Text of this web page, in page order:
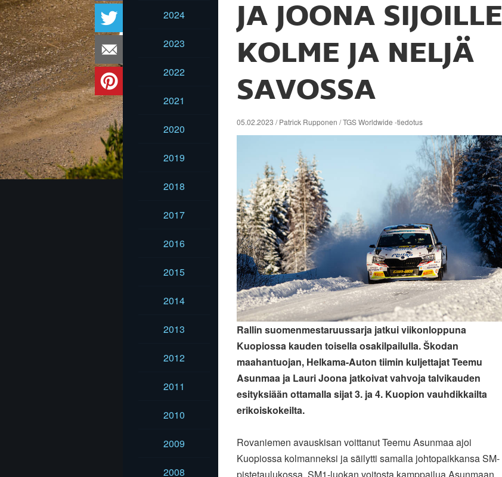
2024
2023
2022
2021
2020
2019
2018
2017
2016
2015
2014
2013
2012
2011
2010
2009
2008
JA JOONA SIJOILLE
KOLME JA NELJÄ
SAVOSSA
05.02.2023 / Patrick Rupponen / TGS Worldwide -tiedotus
Rallin suomenmestaruussarja jatkui viikonloppuna
Kuopiossa kauden toisella osakilpailulla. Škodan
maahantuojan, Helkama-Auton tiimin kuljettajat Teemu
Asunmaa ja Lauri Joona jatkoivat vahvoja talvikauden
esityksiään ottamalla sijat 3. ja 4. Kuopion vauhdikkailta
erikoiskokeilta.
Rovaniemen avauskisan voittanut Teemu Asunmaa ajoi
Kuopiossa kolmanneksi ja säilytti samalla johtopaikkansa SM-